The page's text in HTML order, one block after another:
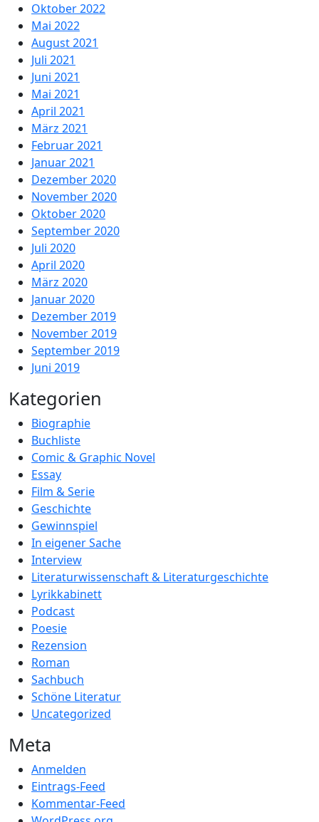
Oktober 2022
Mai 2022
August 2021
Juli 2021
Juni 2021
Mai 2021
April 2021
März 2021
Februar 2021
Januar 2021
Dezember 2020
November 2020
Oktober 2020
September 2020
Juli 2020
April 2020
März 2020
Januar 2020
Dezember 2019
November 2019
September 2019
Juni 2019
Kategorien
Biographie
Buchliste
Comic & Graphic Novel
Essay
Film & Serie
Geschichte
Gewinnspiel
In eigener Sache
Interview
Literaturwissenschaft & Literaturgeschichte
Lyrikkabinett
Podcast
Poesie
Rezension
Roman
Sachbuch
Schöne Literatur
Uncategorized
Meta
Anmelden
Eintrags-Feed
Kommentar-Feed